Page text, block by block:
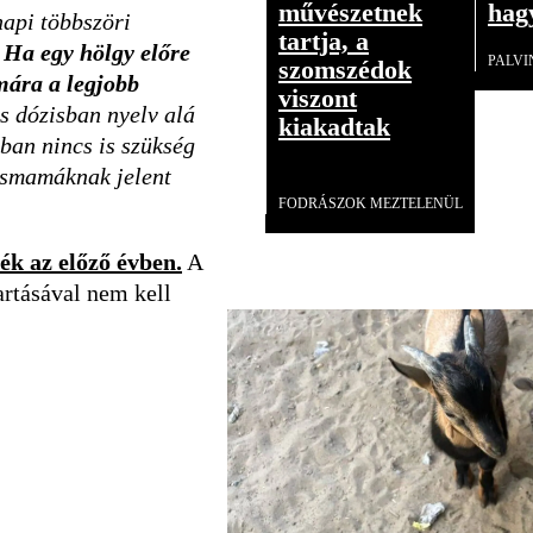
többszöri
Ha egy hölgy előre
a legjobb
dózisban nyelv alá
nincs is szükség
jelent
az előző évben. A
nem kell
művészetnek
tartja, a
szomszédok
viszont
kiakadtak
FODRÁSZOK MEZTELENÜL